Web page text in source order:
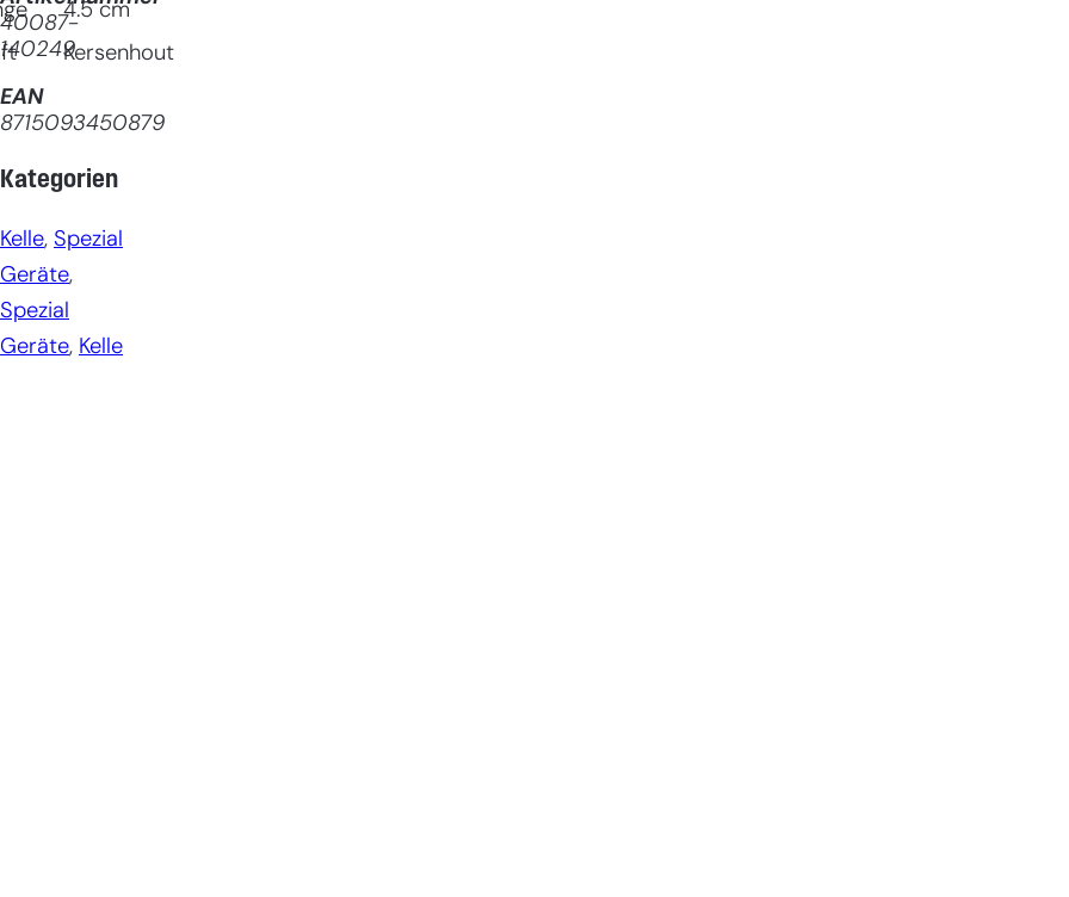
4.5 cm
Kersenhout
40087-
140249
EAN
8715093450879
Kategorien
Kelle, Spezial
Geräte
Spezial
Geräte, Kelle